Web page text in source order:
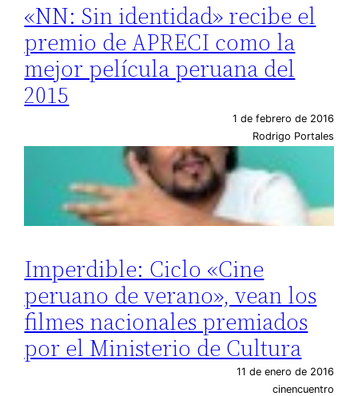
«NN: Sin identidad» recibe el
premio de APRECI como la
mejor película peruana del
2015
1 de febrero de 2016
Rodrigo Portales
Imperdible: Ciclo «Cine
peruano de verano», vean los
filmes nacionales premiados
por el Ministerio de Cultura
11 de enero de 2016
cinencuentro